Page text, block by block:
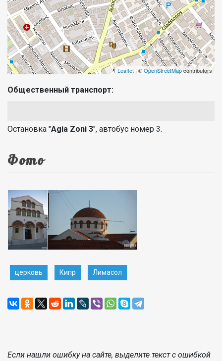
Leaflet | ©OpenStreetMapcontributors
Общественный транспорт:
Остановка "Agia Zoni 3", автобус номер 3.
Фото
церковь Кипр Лимасол
Если нашли ошибку на сайте, выделите текст с ошибкой